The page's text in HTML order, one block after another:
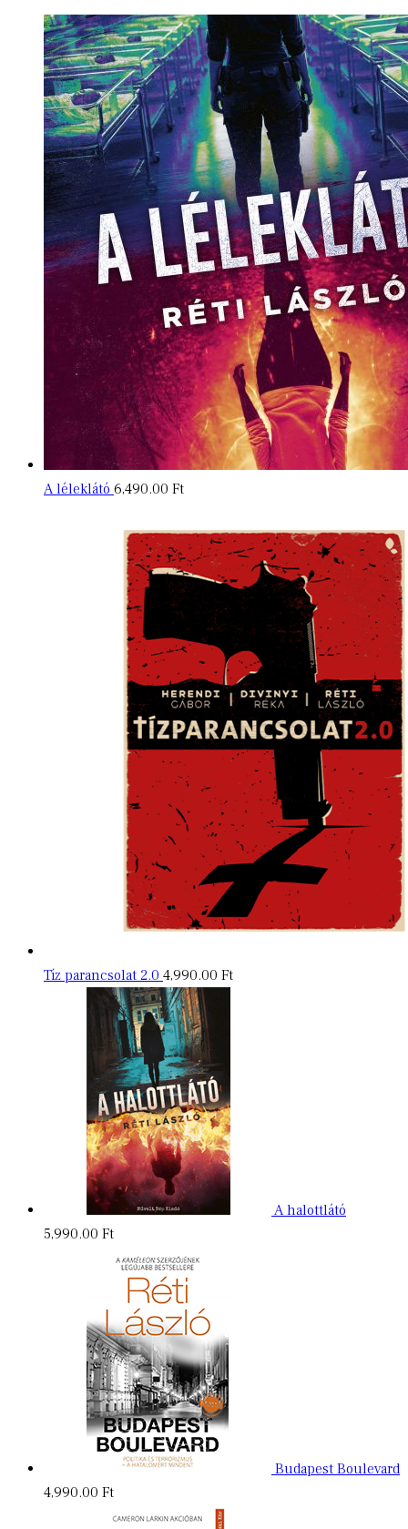
A léleklátó 6,490.00 Ft
Tíz parancsolat 2.0 4,990.00 Ft
A halottlátó
5,990.00 Ft
Budapest Boulevard
4,990.00 Ft